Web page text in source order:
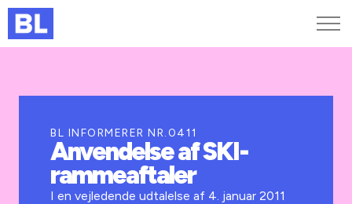
Kurser og arrangementer
Jobportalen
BL INFORMERER NR.0411
Anvendelse af SKI-
rammeaftaler
I en vejledende udtalelse af 4. januar 2011